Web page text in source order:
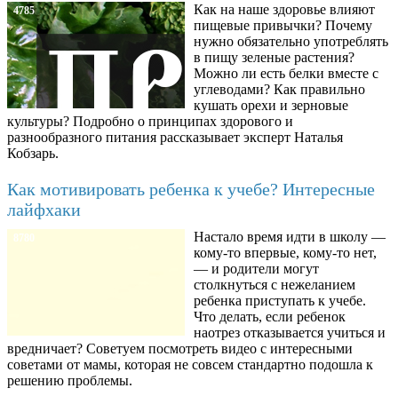
4785
Как на наше здоровье влияют
пищевые привычки? Почему
нужно обязательно употреблять
в пищу зеленые растения?
Можно ли есть белки вместе с
углеводами? Как правильно
кушать орехи и зерновые
культуры? Подробно о принципах здорового и
разнообразного питания рассказывает эксперт Наталья
Кобзарь.
Как мотивировать ребенка к учебе? Интересные
лайфхаки
8780
Настало время идти в школу —
кому-то впервые, кому-то нет,
— и родители могут
столкнуться с нежеланием
ребенка приступать к учебе.
Что делать, если ребенок
наотрез отказывается учиться и
вредничает? Советуем посмотреть видео с интересными
советами от мамы, которая не совсем стандартно подошла к
решению проблемы.